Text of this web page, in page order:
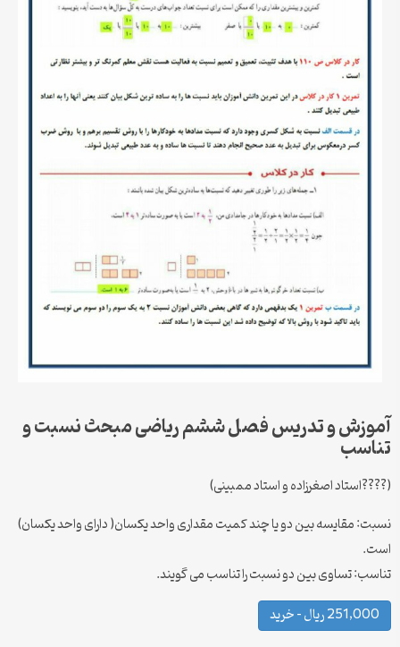
آموزش و تدریس فصل ششم ریاضی مبحث نسبت و
تناسب
(????استاد اصغرزاده و استاد ممبینی)
نسبت: مقایسه بین دو یا چند کمیت مقداری واحد یکسان( دارای واحد یکسان)
است.
تناسب: تساوی بین دو نسبت را تناسب می گویند.
251,000 ریال – خرید